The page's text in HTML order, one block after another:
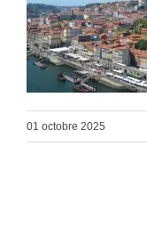
01 octobre 2025